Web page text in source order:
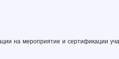
на мероприятие и сертификации